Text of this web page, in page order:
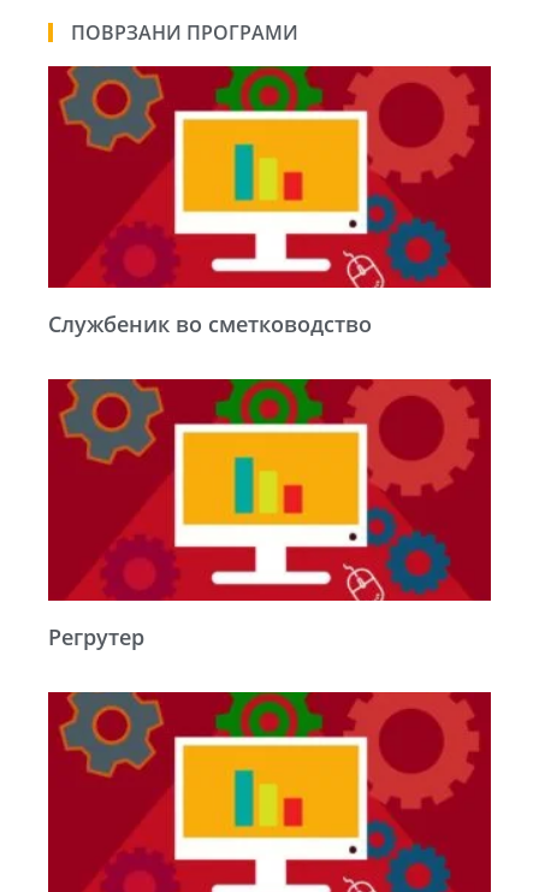
ПОВРЗАНИ ПРОГРАМИ
Службеник во сметководство
Регрутер